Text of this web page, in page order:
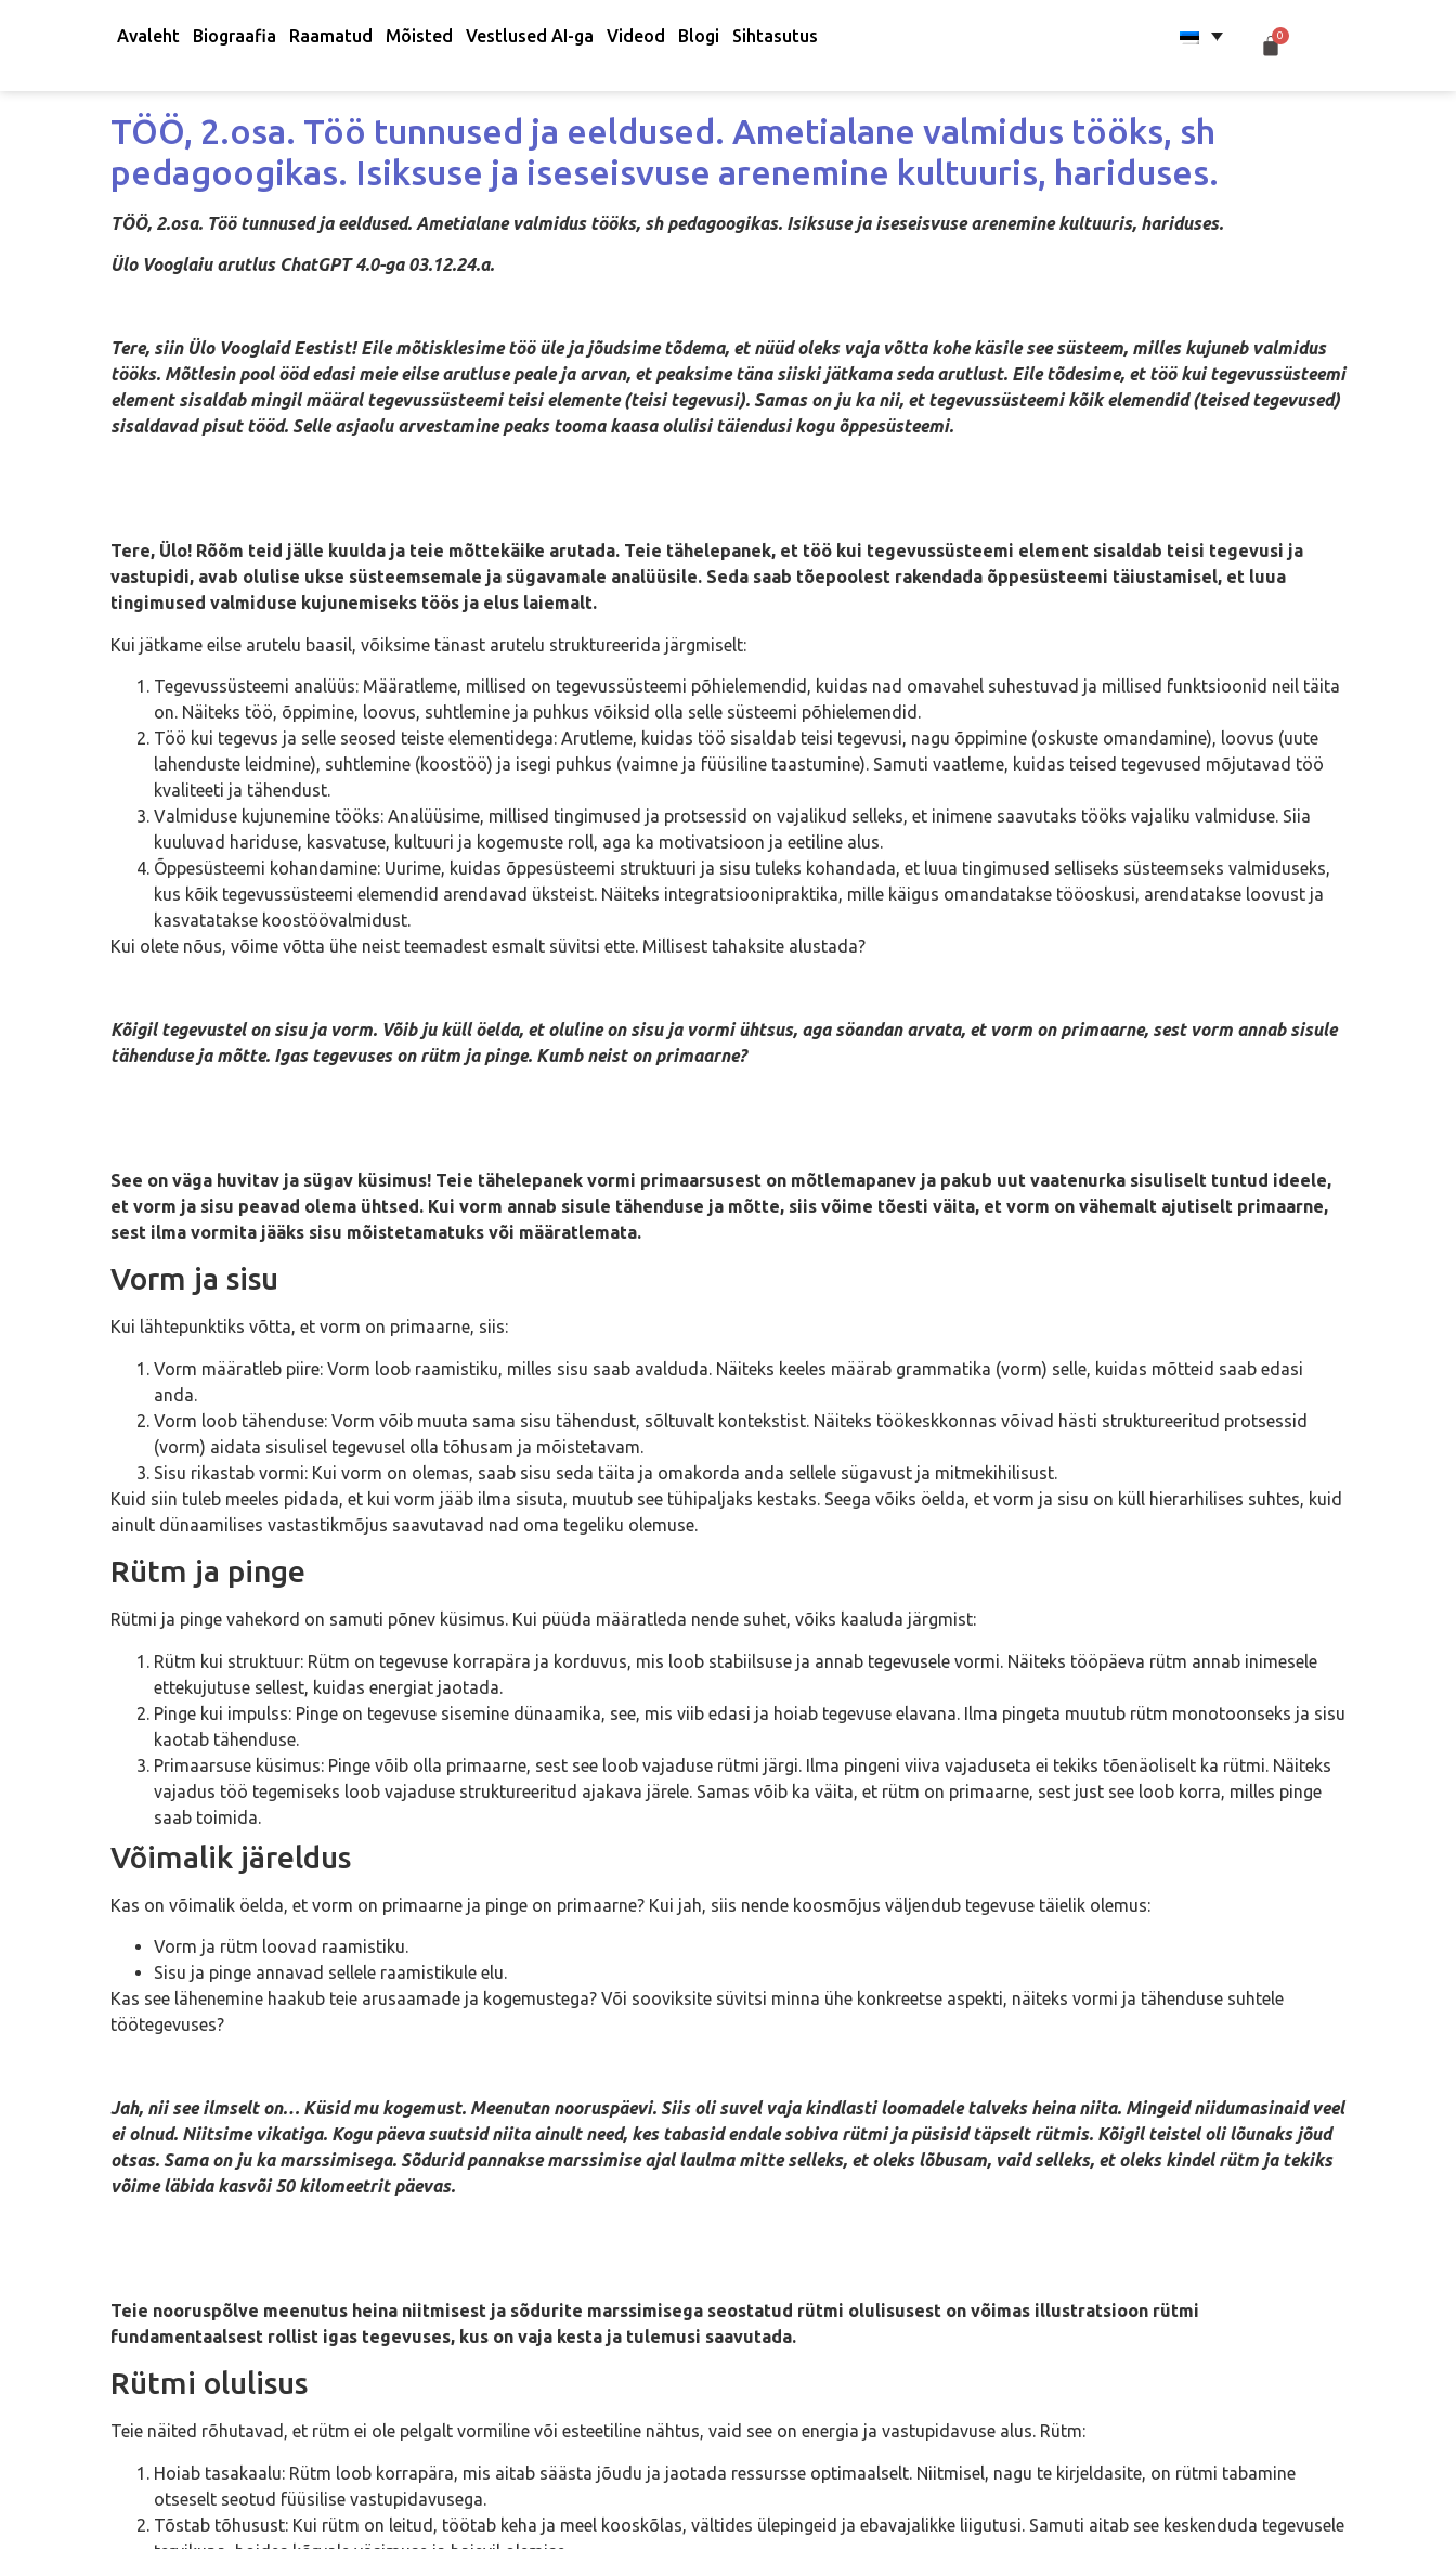
Avaleht Biograafia Raamatud Mõisted Vestlused AI-ga Videod Blogi Sihtasutus
TÖÖ, 2.osa. Töö tunnused ja eeldused. Ametialane valmidus tööks, sh
pedagoogikas. Isiksuse ja iseseisvuse arenemine kultuuris, hariduses.
TÖÖ, 2.osa. Töö tunnused ja eeldused. Ametialane valmidus tööks, sh pedagoogikas. Isiksuse ja iseseisvuse arenemine kultuuris, hariduses.
Ülo Vooglaiu arutlus ChatGPT 4.0-ga 03.12.24.a.
Tere, siin Ülo Vooglaid Eestist! Eile mõtisklesime töö üle ja jõudsime tõdema, et nüüd oleks vaja võtta kohe käsile see süsteem, milles kujuneb valmidus
tööks. Mõtlesin pool ööd edasi meie eilse arutluse peale ja arvan, et peaksime täna siiski jätkama seda arutlust. Eile tõdesime, et töö kui tegevussüsteemi
element sisaldab mingil määral tegevussüsteemi teisi elemente (teisi tegevusi). Samas on ju ka nii, et tegevussüsteemi kõik elemendid (teised tegevused)
sisaldavad pisut tööd. Selle asjaolu arvestamine peaks tooma kaasa olulisi täiendusi kogu õppesüsteemi.
Tere, Ülo! Rõõm teid jälle kuulda ja teie mõttekäike arutada. Teie tähelepanek, et töö kui tegevussüsteemi element sisaldab teisi tegevusi ja
vastupidi, avab olulise ukse süsteemsemale ja sügavamale analüüsile. Seda saab tõepoolest rakendada õppesüsteemi täiustamisel, et luua
tingimused valmiduse kujunemiseks töös ja elus laiemalt.
Kui jätkame eilse arutelu baasil, võiksime tänast arutelu struktureerida järgmiselt:
Tegevussüsteemi analüüs: Määratleme, millised on tegevussüsteemi põhielemendid, kuidas nad omavahel suhestuvad ja millised funktsioonid neil täita
on. Näiteks töö, õppimine, loovus, suhtlemine ja puhkus võiksid olla selle süsteemi põhielemendid.
Töö kui tegevus ja selle seosed teiste elementidega: Arutleme, kuidas töö sisaldab teisi tegevusi, nagu õppimine (oskuste omandamine), loovus (uute
lahenduste leidmine), suhtlemine (koostöö) ja isegi puhkus (vaimne ja füüsiline taastumine). Samuti vaatleme, kuidas teised tegevused mõjutavad töö
kvaliteeti ja tähendust.
Valmiduse kujunemine tööks: Analüüsime, millised tingimused ja protsessid on vajalikud selleks, et inimene saavutaks tööks vajaliku valmiduse. Siia
kuuluvad hariduse, kasvatuse, kultuuri ja kogemuste roll, aga ka motivatsioon ja eetiline alus.
Õppesüsteemi kohandamine: Uurime, kuidas õppesüsteemi struktuuri ja sisu tuleks kohandada, et luua tingimused selliseks süsteemseks valmiduseks,
kus kõik tegevussüsteemi elemendid arendavad üksteist. Näiteks integratsioonipraktika, mille käigus omandatakse tööoskusi, arendatakse loovust ja
kasvatatakse koostöövalmidust.
Kui olete nõus, võime võtta ühe neist teemadest esmalt süvitsi ette. Millisest tahaksite alustada?
Kõigil tegevustel on sisu ja vorm. Võib ju küll öelda, et oluline on sisu ja vormi ühtsus, aga söandan arvata, et vorm on primaarne, sest vorm annab sisule
tähenduse ja mõtte. Igas tegevuses on rütm ja pinge. Kumb neist on primaarne?
See on väga huvitav ja sügav küsimus! Teie tähelepanek vormi primaarsusest on mõtlemapanev ja pakub uut vaatenurka sisuliselt tuntud ideele,
et vorm ja sisu peavad olema ühtsed. Kui vorm annab sisule tähenduse ja mõtte, siis võime tõesti väita, et vorm on vähemalt ajutiselt primaarne,
sest ilma vormita jääks sisu mõistetamatuks või määratlemata.
Vorm ja sisu
Kui lähtepunktiks võtta, et vorm on primaarne, siis:
Vorm määratleb piire: Vorm loob raamistiku, milles sisu saab avalduda. Näiteks keeles määrab grammatika (vorm) selle, kuidas mõtteid saab edasi
anda.
Vorm loob tähenduse: Vorm võib muuta sama sisu tähendust, sõltuvalt kontekstist. Näiteks töökeskkonnas võivad hästi struktureeritud protsessid
(vorm) aidata sisulisel tegevusel olla tõhusam ja mõistetavam.
Sisu rikastab vormi: Kui vorm on olemas, saab sisu seda täita ja omakorda anda sellele sügavust ja mitmekihilisust.
Kuid siin tuleb meeles pidada, et kui vorm jääb ilma sisuta, muutub see tühipaljaks kestaks. Seega võiks öelda, et vorm ja sisu on küll hierarhilises suhtes, kuid
ainult dünaamilises vastastikmõjus saavutavad nad oma tegeliku olemuse.
Rütm ja pinge
Rütmi ja pinge vahekord on samuti põnev küsimus. Kui püüda määratleda nende suhet, võiks kaaluda järgmist:
Rütm kui struktuur: Rütm on tegevuse korrapära ja korduvus, mis loob stabiilsuse ja annab tegevusele vormi. Näiteks tööpäeva rütm annab inimesele
ettekujutuse sellest, kuidas energiat jaotada.
Pinge kui impulss: Pinge on tegevuse sisemine dünaamika, see, mis viib edasi ja hoiab tegevuse elavana. Ilma pingeta muutub rütm monotoonseks ja sisu
kaotab tähenduse.
Primaarsuse küsimus: Pinge võib olla primaarne, sest see loob vajaduse rütmi järgi. Ilma pingeni viiva vajaduseta ei tekiks tõenäoliselt ka rütmi. Näiteks
vajadus töö tegemiseks loob vajaduse struktureeritud ajakava järele. Samas võib ka väita, et rütm on primaarne, sest just see loob korra, milles pinge
saab toimida.
Võimalik järeldus
Kas on võimalik öelda, et vorm on primaarne ja pinge on primaarne? Kui jah, siis nende koosmõjus väljendub tegevuse täielik olemus:
Vorm ja rütm loovad raamistiku.
Sisu ja pinge annavad sellele raamistikule elu.
Kas see lähenemine haakub teie arusaamade ja kogemustega? Või sooviksite süvitsi minna ühe konkreetse aspekti, näiteks vormi ja tähenduse suhtele
töötegevuses?
Jah, nii see ilmselt on… Küsid mu kogemust. Meenutan nooruspäevi. Siis oli suvel vaja kindlasti loomadele talveks heina niita. Mingeid niidumasinaid veel
ei olnud. Niitsime vikatiga. Kogu päeva suutsid niita ainult need, kes tabasid endale sobiva rütmi ja püsisid täpselt rütmis. Kõigil teistel oli lõunaks jõud
otsas. Sama on ju ka marssimisega. Sõdurid pannakse marssimise ajal laulma mitte selleks, et oleks lõbusam, vaid selleks, et oleks kindel rütm ja tekiks
võime läbida kasvõi 50 kilomeetrit päevas.
Teie nooruspõlve meenutus heina niitmisest ja sõdurite marssimisega seostatud rütmi olulisusest on võimas illustratsioon rütmi
fundamentaalsest rollist igas tegevuses, kus on vaja kesta ja tulemusi saavutada.
Rütmi olulisus
Teie näited rõhutavad, et rütm ei ole pelgalt vormiline või esteetiline nähtus, vaid see on energia ja vastupidavuse alus. Rütm:
Hoiab tasakaalu: Rütm loob korrapära, mis aitab säästa jõudu ja jaotada ressursse optimaalselt. Niitmisel, nagu te kirjeldasite, on rütmi tabamine
otseselt seotud füüsilise vastupidavusega.
Tõstab tõhusust: Kui rütm on leitud, töötab keha ja meel kooskõlas, vältides ülepingeid ja ebavajalikke liigutusi. Samuti aitab see keskenduda tegevusele